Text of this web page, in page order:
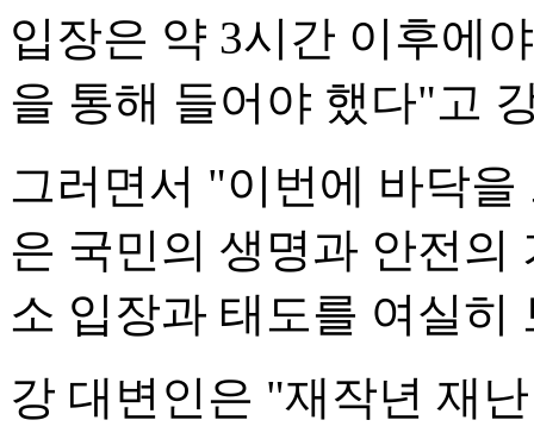
입장은 약 3시간 이후에
을 통해 들어야 했다"고
그러면서 "이번에 바닥
은 국민의 생명과 안전의
소 입장과 태도를 여실
강 대변인은 "재작년 재